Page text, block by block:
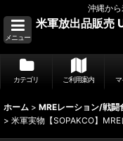
沖縄か
メニュー
米軍放出品販売
カテゴリ ご利用案内 マ
ホーム > MREレーション/戦闘
> 米軍実物【SOPAKCO】